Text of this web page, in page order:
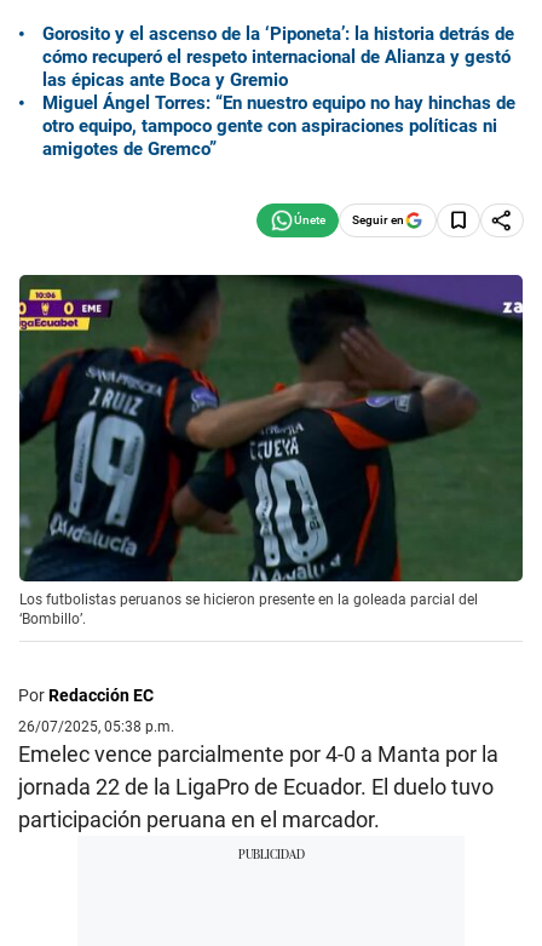
Gorosito y el ascenso de la ‘Piponeta’: la historia detrás de
cómo recuperó el respeto internacional de Alianza y gestó
las épicas ante Boca y Gremio
Miguel Ángel Torres: “En nuestro equipo no hay hinchas de
otro equipo, tampoco gente con aspiraciones políticas ni
amigotes de Gremco”
Seguir en
Los futbolistas peruanos se hicieron presente en la goleada parcial del
‘Bombillo’.
PorRedacción EC
26/07/2025, 05:38 p.m.
Emelec vence parcialmente por 4-0 a Manta por la
jornada 22 de la LigaPro de Ecuador. El duelo tuvo
participación peruana en el marcador.